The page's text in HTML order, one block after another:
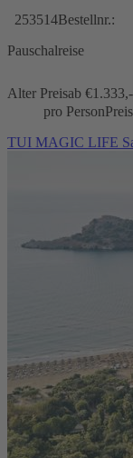
253514Bestellnr.:
Pauschalreise
Alter Preisab €1.333,-
pro Person
TUI MAGIC LIFE